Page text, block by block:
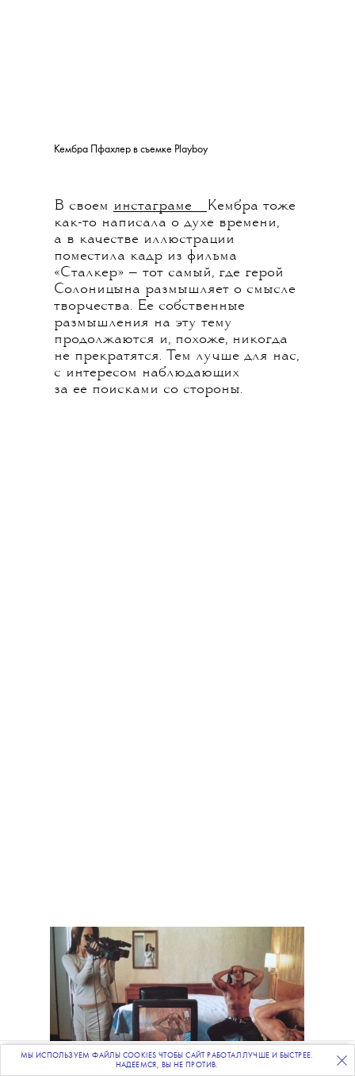
ПОДПИСЫВАЙТЕСЬНА НАШУ ВЕЧЕРНЮЮ РАССЫЛКУ
Кембра Пфахлер в съемке Playboy
В своем инстаграме
Кембра тоже
как-то написала о духе времени,
а в качестве иллюстрации
поместила кадр из фильма
«Сталкер» — тот самый, где герой
Солоницына размышляет о смысле
творчества. Ее собственные
размышления на эту тему
продолжаются и, похоже, никогда
не прекратятся. Тем лучше для нас,
с интересом наблюдающих
за ее поисками со стороны.
МЫ ИСПОЛЬЗУЕМ ФАЙЛЫ COOKIES ЧТОБЫ САЙТ РАБОТАЛ ЛУЧШЕ И БЫСТРЕЕ.
НАДЕЕМСЯ, ВЫ НЕ ПРОТИВ.